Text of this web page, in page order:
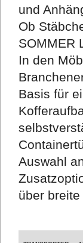
und
Ob
SOMMER
In den
Basis für
Auswahl
über